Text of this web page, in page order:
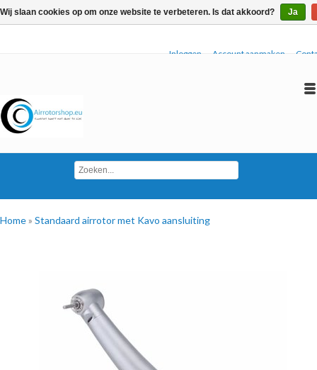
Inloggen Account aanmaken
Home» Standaard airrotor met Kavo aansluiting
Wij slaan cookies op om onze website te verbeteren. Is dat akkoord? Ja